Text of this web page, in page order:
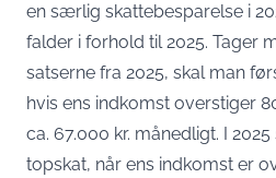
en særlig skattebesparelse i
falder i forhold til 2025. Tager
satserne fra 2025, skal man
hvis ens indkomst overstiger
ca. 67.000 kr. månedligt. I
topskat, når ens indkomst er